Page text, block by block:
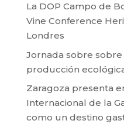
La DOP Campo de
Vine Conference
Londres
Jornada sobre
producción
Zaragoza presenta
Internacional de la
como un destino